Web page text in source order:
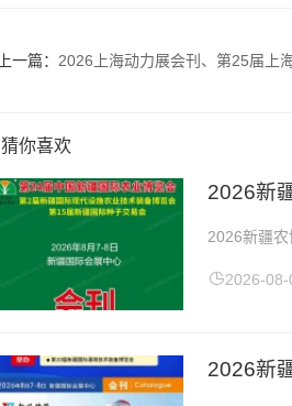
上一篇： 2026上海动力展会刊、第25届上海国际动力设备及
猜你喜欢
​2026新
2026新疆
地点：新疆
2026-08-
2026新